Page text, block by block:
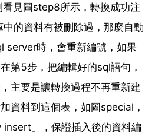
見圖step8所示，轉換成功注
的資料有被刪除過，那麼自動
server時，會重新編號，如果
第5步，把編輯好的sql語句，
主要是讓轉換過程不再重新建
資料到這個表，如圖special，
」，保證插入後的資料編